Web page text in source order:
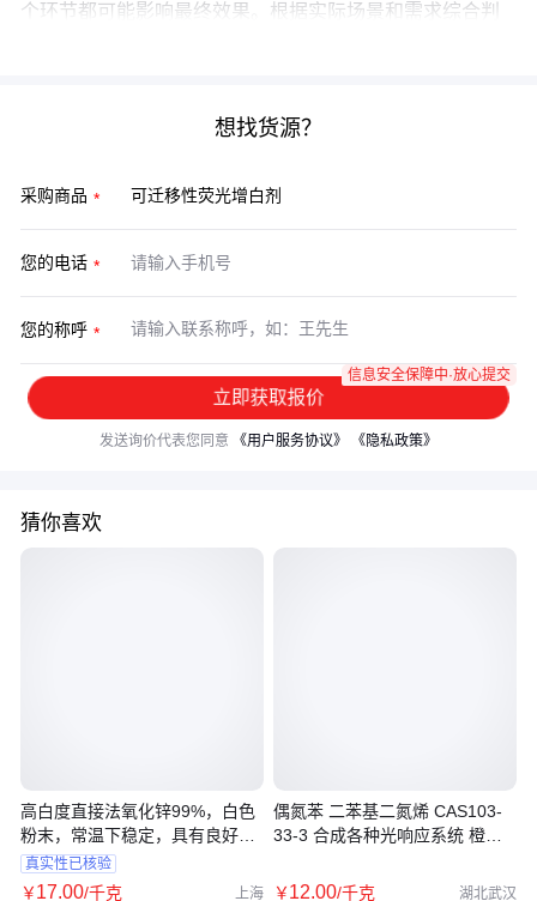
个环节都可能影响最终效果。根据实际场景和需求综合判
想找货源？
采购商品
您的电话
您的称呼
立即获取报价
信息安全保障中·放心提交
发送询价代表您同意 《用户服务协议》 《隐私政策》
猜你喜欢
高白度直接法氧化锌99%，白色
粉末，常温下稳定，具有良好的
遮盖
真实性已核验
￥17.00/千克 上海
偶氮苯 二苯基二氮烯 CAS103-
33-3 合成各种光响应系统 橙色
￥12.00/千克 湖北武汉